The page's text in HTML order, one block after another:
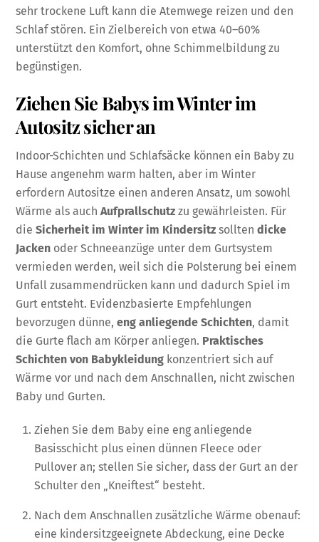
sehr trockene Luft kann die Atemwege reizen und den
Schlaf stören. Ein Zielbereich von etwa 40–60%
unterstützt den Komfort, ohne Schimmelbildung zu
begünstigen.
Ziehen Sie Babys im Winter im
Autositz sicher an
Indoor-Schichten und Schlafsäcke können ein Baby zu
Hause angenehm warm halten, aber im Winter
erfordern Autositze einen anderen Ansatz, um sowohl
Wärme als auchAufprallschutz zu gewährleisten. Für
dieSicherheit im Winter im Kindersitz solltendicke
Jacken oder Schneeanzüge unter dem Gurtsystem
vermieden werden, weil sich die Polsterung bei einem
Unfall zusammendrücken kann und dadurch Spiel im
Gurt entsteht. Evidenzbasierte Empfehlungen
bevorzugen dünne,eng anliegende Schichten, damit
die Gurte flach am Körper anliegen. Praktisches
Schichten von Babykleidung konzentriert sich auf
Wärme vor und nach dem Anschnallen, nicht zwischen
Baby und Gurten.
Ziehen Sie dem Baby eine eng anliegende
Basisschicht plus einen dünnen Fleece oder
Pullover an; stellen Sie sicher, dass der Gurt an der
Schulter den „Kneiftest“ besteht.
Nach dem Anschnallen zusätzliche Wärme obenauf:
eine kindersitzgeeignete Abdeckung, eine Decke